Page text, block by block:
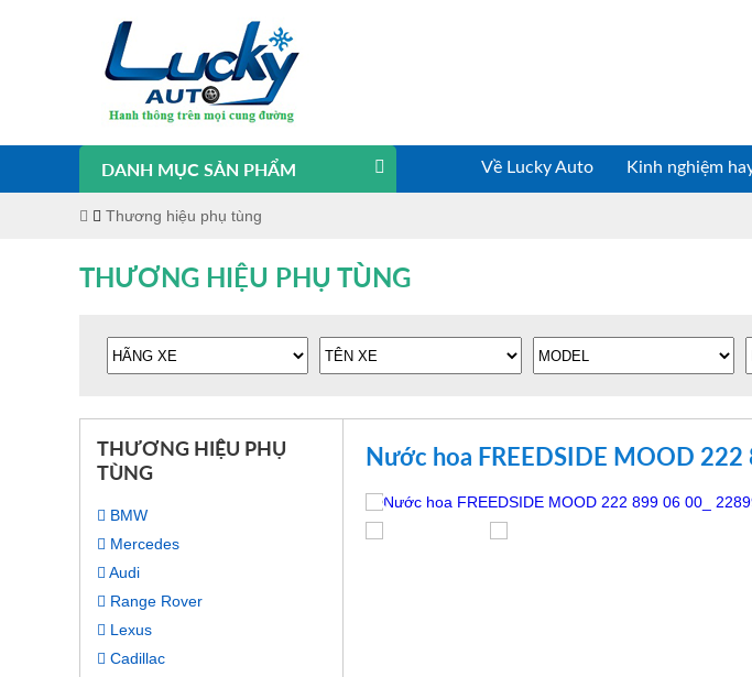
Về Lucky Auto Kinh nghiệm
DANH MỤC SẢN PHẨM
Thương hiệu phụ tùng
THƯƠNG HIỆU PHỤ TÙNG
THƯƠNG HIỆU PHỤ
TÙNG
BMW
Mercedes
Audi
Range Rover
Lexus
Cadillac
Nước hoa FREEDSIDE MOOD